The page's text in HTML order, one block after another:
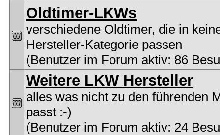
Oldtimer-LKWs
verschiedene Oldtimer, die in
Hersteller-Kategorie passen
(Benutzer im Forum aktiv: 86
Weitere LKW Hersteller
alles was nicht zu den führenden
passt :-)
(Benutzer im Forum aktiv: 24